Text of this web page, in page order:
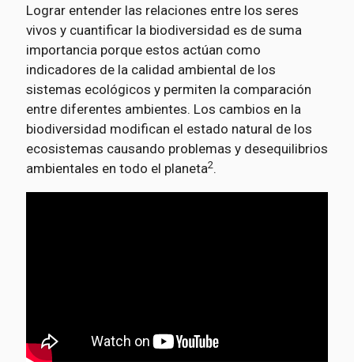
Lograr entender las relaciones entre los seres
vivos y cuantificar la biodiversidad es de suma
importancia porque estos actúan como
indicadores de la calidad ambiental de los
sistemas ecológicos y permiten la comparación
entre diferentes ambientes. Los cambios en la
biodiversidad modifican el estado natural de los
ecosistemas causando problemas y desequilibrios
ambientales en todo el planeta2.